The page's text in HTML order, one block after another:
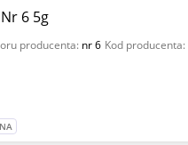
6 5g
producenta: nr 6 Kod producenta: